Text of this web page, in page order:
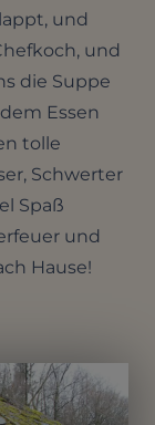
und
und
die Suppe
Essen
tolle
Schwerter
Spaß
und
Hause!